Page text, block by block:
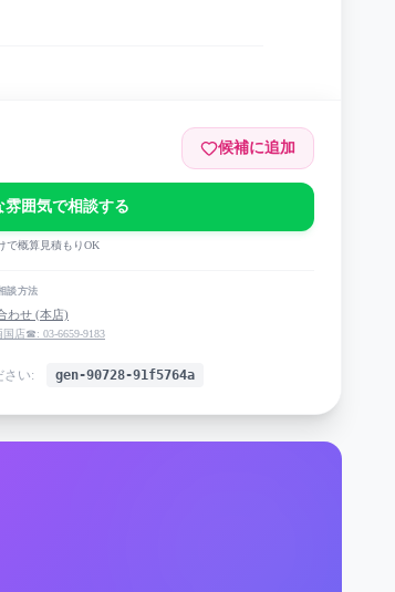
候補に追加
雰囲気で相談する
で概算見積もりOK
談方法
わせ (本店)
国店☎: 03-6659-9183
さい: gen-90728-91f5764a